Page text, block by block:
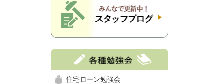
住宅ローン勉強会